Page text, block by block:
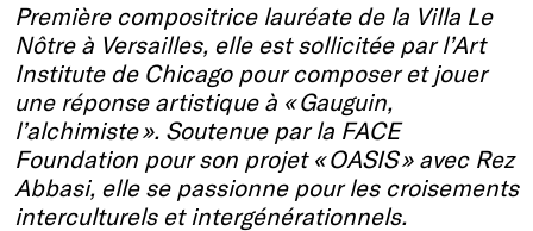
Première compositrice lauréate de la Villa Le
Nôtre à Versailles, elle est sollicitée par l’Art
Institute de Chicago pour composer et jouer
une réponse artistique à « Gauguin,
l’alchimiste ». Soutenue par la FACE
Foundation pour son projet « OASIS » avec Rez
Abbasi, elle se passionne pour les croisements
interculturels et intergénérationnels.